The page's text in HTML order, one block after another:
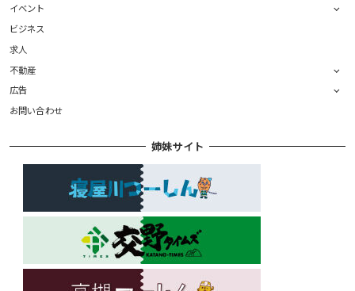
イベント
ビジネス
求人
不動産
広告
お問い合わせ
姉妹サイト